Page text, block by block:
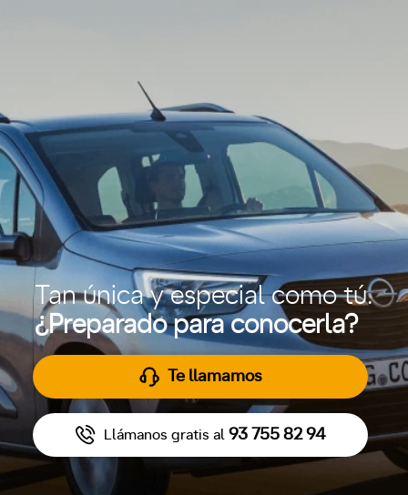
Tan única y especial como tú.
¿Preparado para conocerla?
Te llamamos
Llámanos gratis al 93 755 82 94